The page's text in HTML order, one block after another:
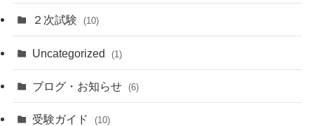
２次試験 (10)
Uncategorized (1)
ブログ・お知らせ (6)
受験ガイド (10)